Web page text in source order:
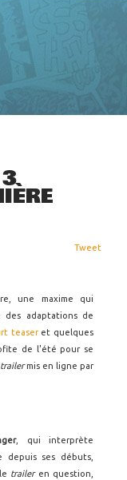
Tweet
une maxime qui
des adaptations de
teaser et quelques
de l'été pour se
trailermis en ligne par
, qui interprète
depuis ses débuts,
trailer en question,